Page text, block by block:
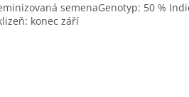
semenaGenotyp: 50 %
konec září